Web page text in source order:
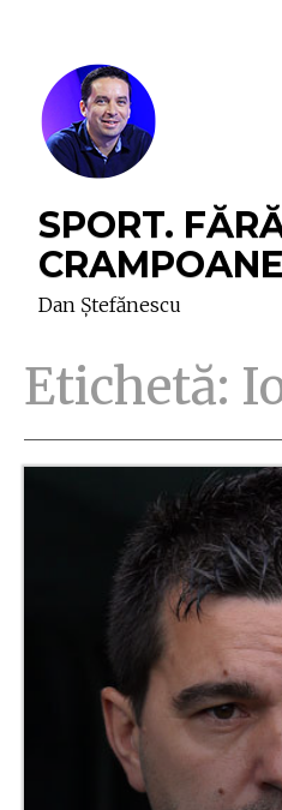
SPORT.
CRAMPOANE
Dan Ștefănescu
Etichetă: